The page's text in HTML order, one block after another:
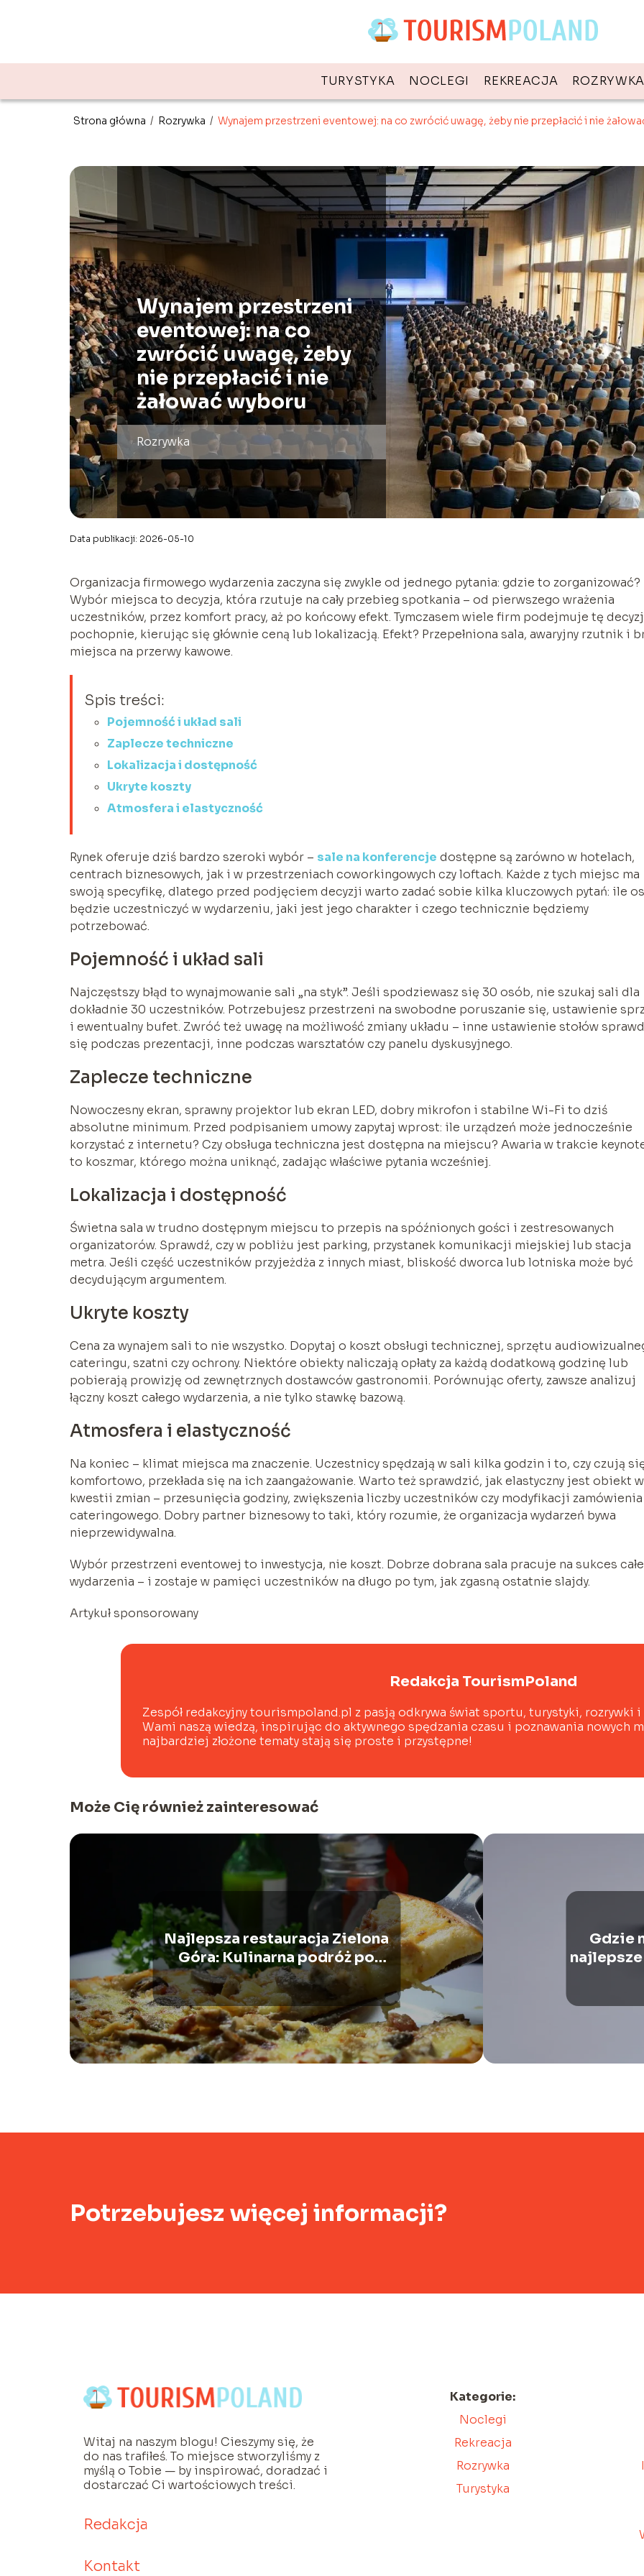
TURYSTYKA NOCLEGI REKREACJA ROZRYWKA
Strona główna / Rozrywka / Wynajem przestrzeni eventowej: na co zwrócić uwagę, żeby nie przepłacić i nie
Wynajem przestrzeni
eventowej: na co
zwrócić uwagę, żeby
nie przepłacić i nie
żałować wyboru
Rozrywka
Data publikacji: 2026-05-10
Organizacja firmowego wydarzenia zaczyna się zwykle od jednego pytania: gdzie to zorganizować?
Wybór miejsca to decyzja, która rzutuje na cały przebieg spotkania – od pierwszego wrażenia
uczestników, przez komfort pracy, aż po końcowy efekt. Tymczasem wiele firm podejmuje tę
pochopnie, kierując się głównie ceną lub lokalizacją. Efekt? Przepełniona sala, awaryjny rzutnik i
miejsca na przerwy kawowe.
Spis treści:
Pojemność i układ sali
Zaplecze techniczne
Lokalizacja i dostępność
Ukryte koszty
Atmosfera i elastyczność
Rynek oferuje dziś bardzo szeroki wybór – sale na konferencje dostępne są zarówno w hotelach,
centrach biznesowych, jak i w przestrzeniach coworkingowych czy loftach. Każde z tych miejsc ma
swoją specyfikę, dlatego przed podjęciem decyzji warto zadać sobie kilka kluczowych pytań: ile
będzie uczestniczyć w wydarzeniu, jaki jest jego charakter i czego technicznie będziemy
potrzebować.
Pojemność i układ sali
Najczęstszy błąd to wynajmowanie sali „na styk”. Jeśli spodziewasz się 30 osób, nie szukaj sali dla
dokładnie 30 uczestników. Potrzebujesz przestrzeni na swobodne poruszanie się, ustawienie
i ewentualny bufet. Zwróć też uwagę na możliwość zmiany układu – inne ustawienie stołów
się podczas prezentacji, inne podczas warsztatów czy panelu dyskusyjnego.
Zaplecze techniczne
Nowoczesny ekran, sprawny projektor lub ekran LED, dobry mikrofon i stabilne Wi-Fi to dziś
absolutne minimum. Przed podpisaniem umowy zapytaj wprost: ile urządzeń może jednocześnie
korzystać z internetu? Czy obsługa techniczna jest dostępna na miejscu? Awaria w trakcie
to koszmar, którego można uniknąć, zadając właściwe pytania wcześniej.
Lokalizacja i dostępność
Świetna sala w trudno dostępnym miejscu to przepis na spóźnionych gości i zestresowanych
organizatorów. Sprawdź, czy w pobliżu jest parking, przystanek komunikacji miejskiej lub stacja
metra. Jeśli część uczestników przyjeżdża z innych miast, bliskość dworca lub lotniska może być
decydującym argumentem.
Ukryte koszty
Cena za wynajem sali to nie wszystko. Dopytaj o koszt obsługi technicznej, sprzętu
cateringu, szatni czy ochrony. Niektóre obiekty naliczają opłaty za każdą dodatkową godzinę lub
pobierają prowizję od zewnętrznych dostawców gastronomii. Porównując oferty, zawsze analizuj
łączny koszt całego wydarzenia, a nie tylko stawkę bazową.
Atmosfera i elastyczność
Na koniec – klimat miejsca ma znaczenie. Uczestnicy spędzają w sali kilka godzin i to, czy czują
komfortowo, przekłada się na ich zaangażowanie. Warto też sprawdzić, jak elastyczny jest obiekt w
kwestii zmian – przesunięcia godziny, zwiększenia liczby uczestników czy modyfikacji zamówienia
cateringowego. Dobry partner biznesowy to taki, który rozumie, że organizacja wydarzeń bywa
nieprzewidywalna.
Wybór przestrzeni eventowej to inwestycja, nie koszt. Dobrze dobrana sala pracuje na sukces
wydarzenia – i zostaje w pamięci uczestników na długo po tym, jak zgasną ostatnie slajdy.
Artykuł sponsorowany
Redakcja TourismPoland
Zespół redakcyjny tourismpoland.pl z pasją odkrywa świat sportu, turystyki, rozrywki
Wami naszą wiedzą, inspirując do aktywnego spędzania czasu i poznawania nowych
najbardziej złożone tematy stają się proste i przystępne!
Może Cię również zainteresować
Najlepsza restauracja Zielona
Góra: Kulinarna podróż po
Lubuskiem
Gdzie
Potrzebujesz więcej informacji?
Witaj na naszym blogu! Cieszymy się, że
do nas trafiłeś. To miejsce stworzyliśmy z
myślą o Tobie — by inspirować, doradzać i
dostarczać Ci wartościowych treści.
Redakcja
Kontakt
Kategorie:
Noclegi
Rekreacja
Rozrywka
Turystyka